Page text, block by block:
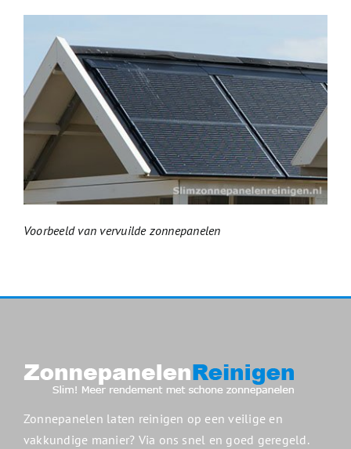
Voorbeeld van vervuilde zonnepanelen
Zonnepanelen laten reinigen op een veilige en
vakkundige manier? Via ons snel en goed geregeld.